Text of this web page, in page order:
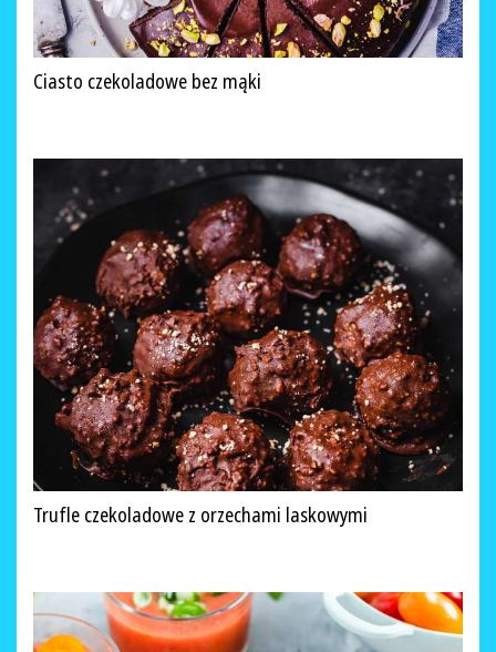
Ciasto czekoladowe bez mąki
Trufle czekoladowe z orzechami laskowymi